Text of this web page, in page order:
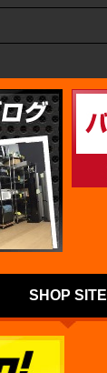
SHOP SITE